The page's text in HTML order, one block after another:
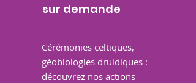
sur demande
Cérémonies celtiques,
géobiologies druidiques :
découvrez nos actions